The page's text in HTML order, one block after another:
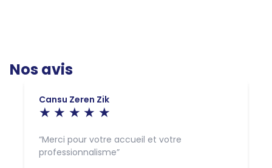
Nos avis
Cansu Zeren Zik
Merci pour votre accueil et votre
professionnalisme